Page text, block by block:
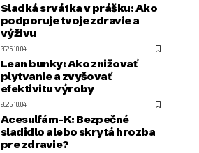
Sladká srvátka v prášku: Ako
podporuje tvoje zdravie a
výživu
2025.10.04.
Lean bunky: Ako znižovať
plytvanie a zvyšovať
efektivitu výroby
2025.10.04.
Acesulfám-K: Bezpečné
sladidlo alebo skrytá hrozba
pre zdravie?